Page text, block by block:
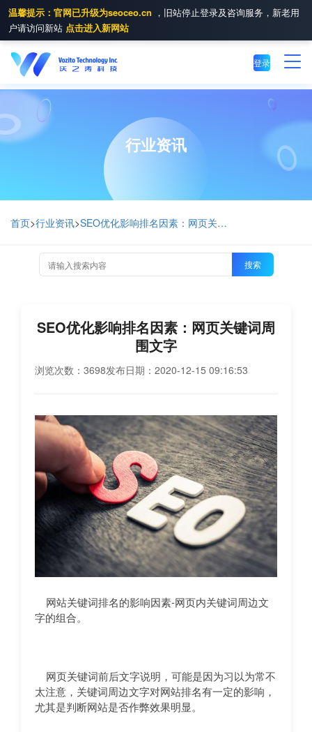
温馨提示：官网已升级为seoceo.cn ，旧站停止登录及咨询服务，新老用
户请访问新站 点击进入新网站
登录
行业资讯
首页>行业资讯> SEO优化影响排名因素：网页关键词周围文字
搜索
SEO优化影响排名因素：网页关键词周
围文字
浏览次数：3698发布日期：2020-12-15 09:16:53
网站关键词排名的影响因素-网页内关键词周边文
字的组合。
网页关键词前后文字说明，可能是因为习以为常不
太注意，关键词周边文字对网站排名有一定的影响，
尤其是判断网站是否作弊效果明显。